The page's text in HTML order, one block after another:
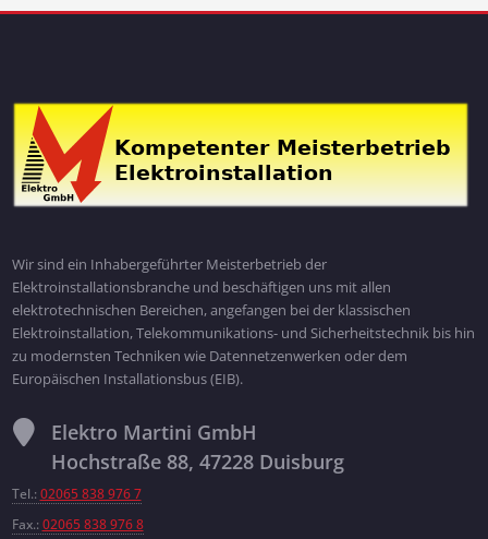
Wir sind ein Inhabergeführter Meisterbetrieb der
Elektroinstallationsbranche und beschäftigen uns mit allen
elektrotechnischen Bereichen, angefangen bei der klassischen
Elektroinstallation, Telekommunikations- und Sicherheitstechnik bis hin
zu modernsten Techniken wie Datennetzenwerken oder dem
Europäischen Installationsbus (EIB).
Elektro Martini GmbH
Hochstraße 88, 47228 Duisburg
Tel.: 02065 838 976 7
Fax.: 02065 838 976 8